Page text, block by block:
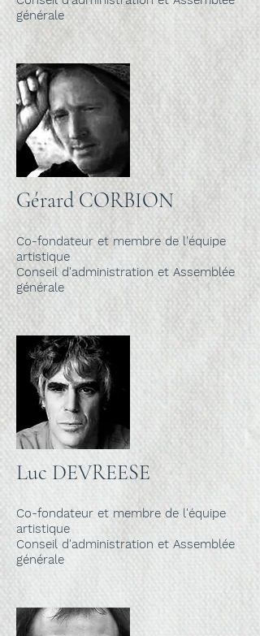
générale
Gérard CORBION
Co-fondateur et membre de l'équipe
artistique
Conseil d'administration et Assemblée
générale
Luc DEVREESE
Co-fondateur et membre de l'équipe
artistique
Conseil d'administration et Assemblée
générale